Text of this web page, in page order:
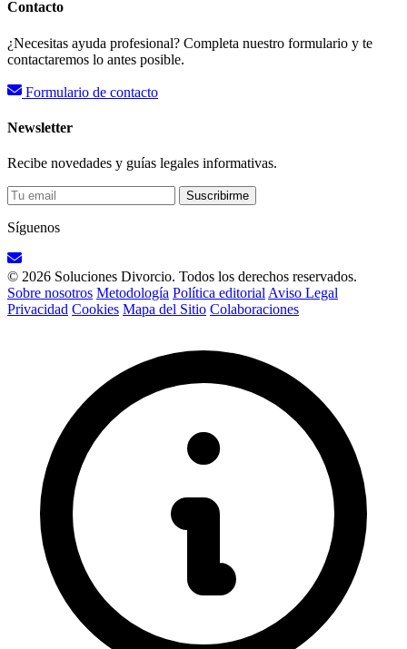
Contacto
¿Necesitas ayuda profesional? Completa nuestro formulario y te
contactaremos lo antes posible.
Formulario de contacto
Newsletter
Recibe novedades y guías legales informativas.
Suscribirme
Síguenos
© 2026 Soluciones Divorcio. Todos los derechos reservados.
Sobre nosotros Metodología Política editorial Aviso Legal
Privacidad Cookies Mapa del Sitio Colaboraciones